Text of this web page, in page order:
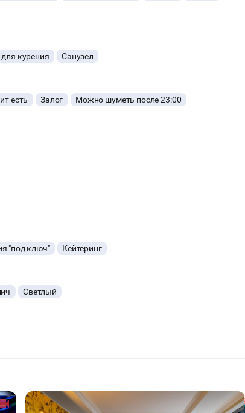
курения Санузел
есть Залог
Можно шуметь после 23:00
"под ключ" Кейтеринг
Светлый